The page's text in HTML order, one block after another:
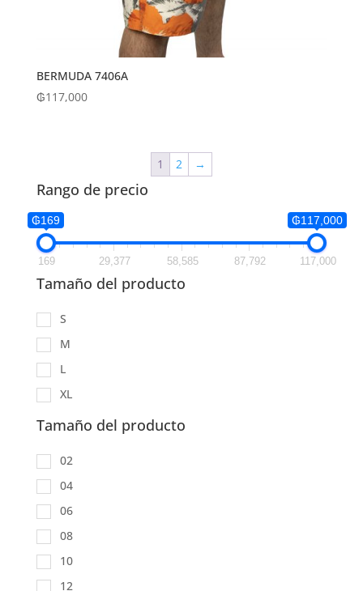
BERMUDA 7406A
₲117,000
1 2 →
Rango de precio
₲169 ₲117,000
169 29,377 58,585 87,792 117,000
Tamaño del producto
S
M
L
XL
Tamaño del producto
02
04
06
08
10
12